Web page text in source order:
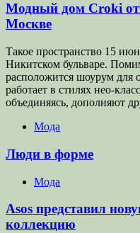
Модный дом Croki
Москве
Такое пространство 15
Никитском бульваре.
расположится шоурум для
работает в стилях нео-
объединяясь, дополняют
Мода
Люди в форме
Мода
Asos представил
коллекцию